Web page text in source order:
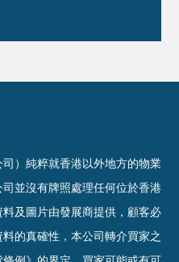
）純粹就香港以外地方的物業
並沒有牌照處理任何位於香港
料及圖片由發展商提供，顧客必
料的真確性 ， 本公司轉介買家之